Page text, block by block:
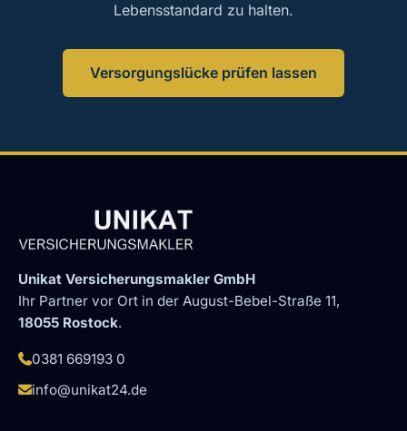
Lebensstandard zu halten.
Versorgungslücke prüfen lassen
Unikat Versicherungsmakler GmbH
Ihr Partner vor Ort in der August-Bebel-Straße 11,
18055 Rostock.
0381 669193 0
info@unikat24.de